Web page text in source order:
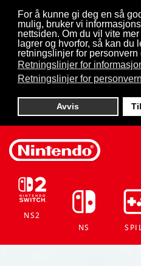
For å kunne gi deg en så
mulig, bruker vi
nettsiden. Om du vil vite
lagrer og hvorfor, så kan du
retningslinjer for
Retningslinjer for
Retningslinjer for personvern
Avvis
Skip to main content
NS2
NS